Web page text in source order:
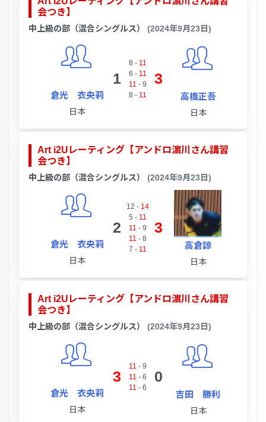
会つき】
中上級の部（混合シングルス） (2024年9月23日)
倉光 衣央莉
日本
1
8 - 11
6 - 11
11 - 9
8 - 11
3
高橋正吾
日本
Art i2Uレーティング【アンドロ濵川さん講習
会つき】
中上級の部（混合シングルス） (2024年9月23日)
倉光 衣央莉
日本
2
12 - 14
5 - 11
11 - 9
11 - 8
7 - 11
3
高倉諒
日本
Art i2Uレーティング【アンドロ濵川さん講習
会つき】
中上級の部（混合シングルス） (2024年9月23日)
倉光 衣央莉
日本
3
11 - 9
11 - 6
11 - 6
0
吉田 勝利
日本